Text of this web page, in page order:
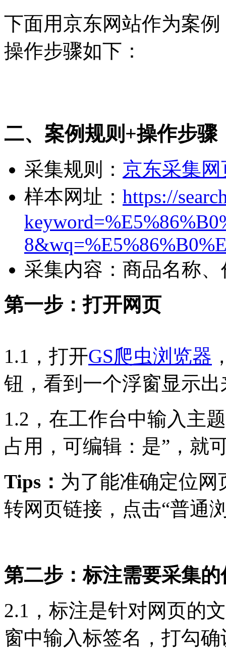
下面用京东网站作为案
操作步骤如下：
二、案例规则+操作步骤
采集规则： 京东采集
样本网址： https://
采集内容：商品名称
第一步：打开网页
1.1，打开GS爬虫浏览器
钮，看到一个浮窗显示
1.2，在工作台中输入主
占用，可编辑：是”，就
Tips： 为了能准确定位网
转网页链接，点击“普通
第二步：标注需要采集的
2.1，标注是针对网页的
窗中输入标签名，打勾